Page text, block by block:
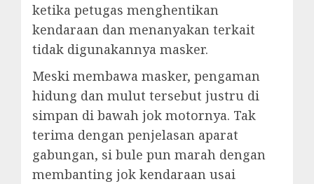
ketika petugas menghentikan
kendaraan dan menanyakan terkait
tidak digunakannya masker.
Meski membawa masker, pengaman
hidung dan mulut tersebut justru di
simpan di bawah jok motornya. Tak
terima dengan penjelasan aparat
gabungan, si bule pun marah dengan
membanting jok kendaraan usai